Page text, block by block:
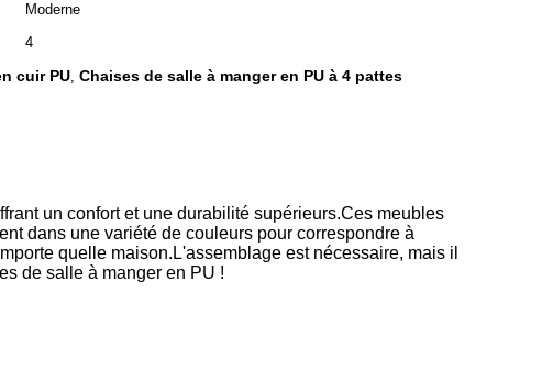
Moderne
4
cuir PU, Chaises de salle à manger en PU à 4 pattes
un confort et une durabilité supérieurs.Ces meubles
dans une variété de couleurs pour correspondre à
quelle maison.L'assemblage est nécessaire, mais il
de salle à manger en PU !